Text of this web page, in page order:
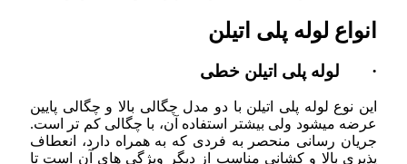
انواع لوله پلی اتیلن
· لوله پلی اتیلن خطی
این نوع لوله پلی اتیلن با دو مدل چگالی بالا و چگالی پایین
عرضه میشود ولی بیشتر استفاده آن، با چگالی کم تر است.
جریان رسانی منحصر به فردی که به همراه دارد، انعطاف
پذیری بالا و کشانی مناسب از دیگر ویژگی های آن است تا